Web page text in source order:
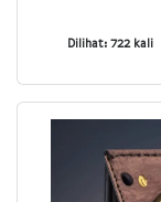
Dilihat: 722 kali